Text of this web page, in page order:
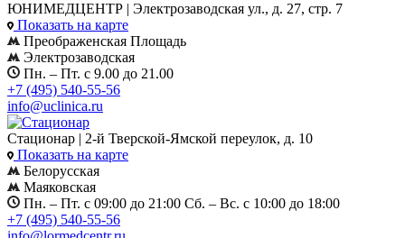
ЮНИМЕДЦЕНТР | Электрозаводская ул., д. 27, стр. 7
Показать на карте
Преображенская Площадь
Электрозаводская
Пн. – Пт. с 9.00 до 21.00
+7 (495) 540-55-56
info@uclinica.ru
Стационар | 2-й Тверской-Ямской переулок, д. 10
Показать на карте
Белорусская
Маяковская
Пн. – Пт. с 09:00 до 21:00 Сб. – Вс. с 10:00 до 18:00
+7 (495) 540-55-56